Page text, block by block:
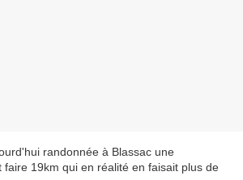
randonnée à Blassac une
faire 19km qui en réalité en faisait plus de